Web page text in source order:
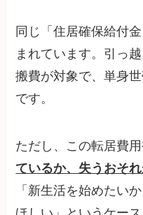
同じ「住居確保給付
まれています。引っ
搬費が対象で、単身
です。
ただし、この転居費
ているか、失うおそ
「新生活を始めたい